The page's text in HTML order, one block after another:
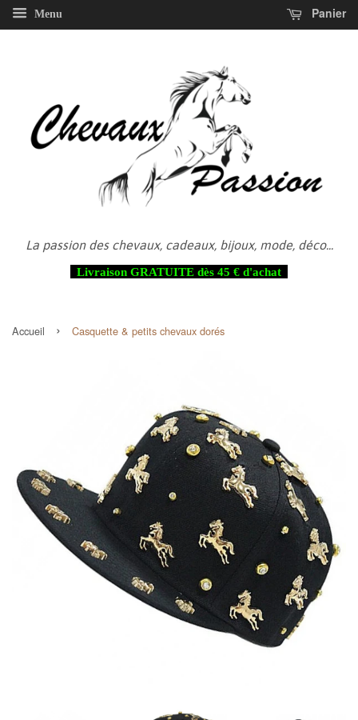
Menu Panier
La passion des chevaux, cadeaux, bijoux, mode, déco...
Livraison GRATUITE dès 45 € d'achat
Accueil › Casquette & petits chevaux dorés